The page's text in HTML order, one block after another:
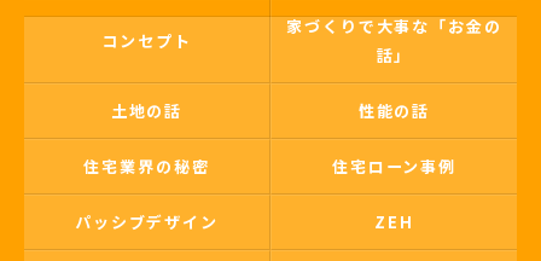
コンセプト
家づくりで大事な「お金の
話」
土地の話 性能の話
住宅業界の秘密 住宅ローン事例
パッシブデザイン ZEH